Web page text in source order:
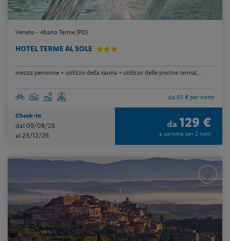
Veneto - Abano Terme (PD)
HOTEL TERME AL SOLE
mezza pensione + utilizzo della sauna + utilizzo delle piscine termal...
da 65 € per notte
Check-in
dal 09/08/26
al 23/12/26
da 129 €
a persona per 2 notti